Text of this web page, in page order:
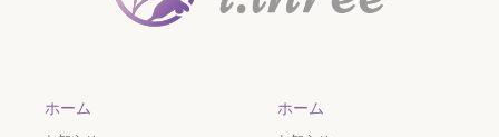
ホーム ホーム